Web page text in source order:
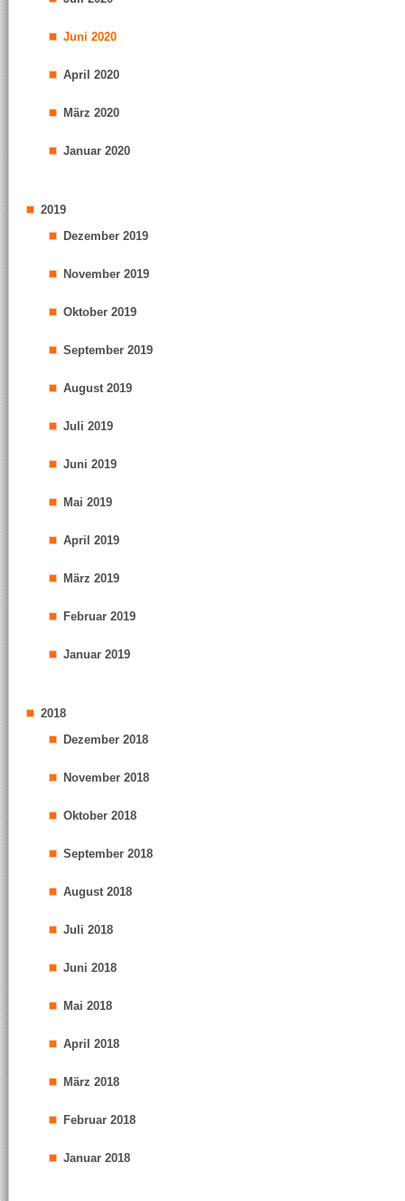
Juni 2020
April 2020
März 2020
Januar 2020
2019
Dezember 2019
November 2019
Oktober 2019
September 2019
August 2019
Juli 2019
Juni 2019
Mai 2019
April 2019
März 2019
Februar 2019
Januar 2019
2018
Dezember 2018
November 2018
Oktober 2018
September 2018
August 2018
Juli 2018
Juni 2018
Mai 2018
April 2018
März 2018
Februar 2018
Januar 2018